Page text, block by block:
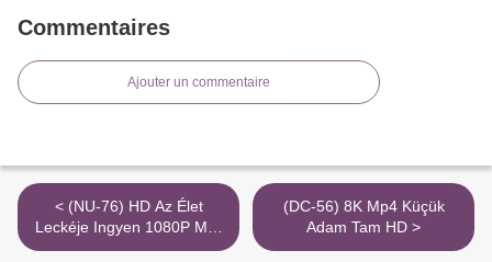
Commentaires
Ajouter un commentaire
< (NU-76) HD Az Élet
Leckéje Ingyen 1080P Mkv
Imdb
(DC-56) 8K Mp4 Küçük
Adam Tam HD >